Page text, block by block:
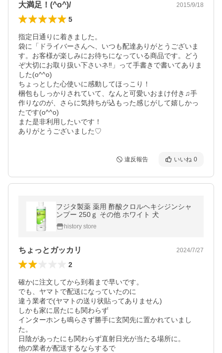
大満足！(^o^)/ 2015/9/18
5
指定日通りに着きました。
袋に「ドライバーさんへ、いつも配達ありがとうございま
す。お客様が楽しみにお待ちになっている商品です。どう
ぞ大切にお取り扱い下さいネ‼︎」って手書きで書いてありま
した(o^^o)
ちょっとした心使いに感動してほっこり！
梱包もしっかりされていて、なんと可愛いおまけ付き♫手
作りなのが、さらに気持ちが込もった感じがして嬉しかっ
たです(o^^o)
また是非利用したいです！
ありがとうございました♡
違反報告 いいね 0
フジタ製薬 薬用 酢酸クロルヘキシジンシャ
ンプー 250ｇ その他 ホワイト 犬
history store
ちょっとガッカリ 2024/7/27
2
確かに注文してから到着まで早いです。
でも、ヤマトで配送になっていたのに
違う業者で(ヤマトの送り状貼ってありません)
しかも家に居たにも関わらず
インターホンも鳴らさず勝手に玄関先に置かれていまし
た。
日陰があったにも関わらず直射日光が当たる場所に。
他の業者が配送するならするで